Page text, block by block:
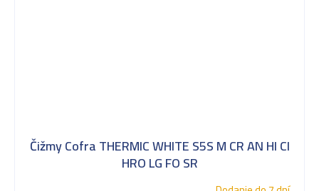
Čižmy Cofra THERMIC WHITE S5S M CR AN HI CI
HRO LG FO SR